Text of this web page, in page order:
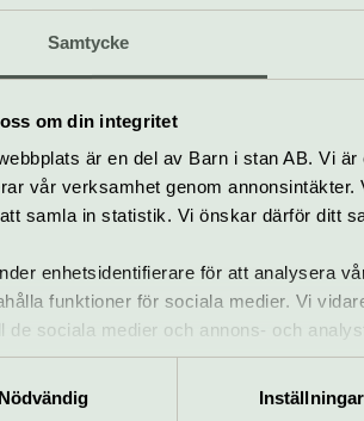
Samtycke
om din integritet
är en del av Barn i stan AB. Vi
vår verksamhet genom
samla in statistik. Vi önskar därför ditt
enhetsidentifierare för att analysera
funktioner för sociala medier. Vi
de sociala medier och annons- och
med annan information som du har
Nödvändig
Inställningar
med sthlm
choir!
augusti Gratis
– en del av
Stadsteatern
Musikteater
2026
augusti Gratis